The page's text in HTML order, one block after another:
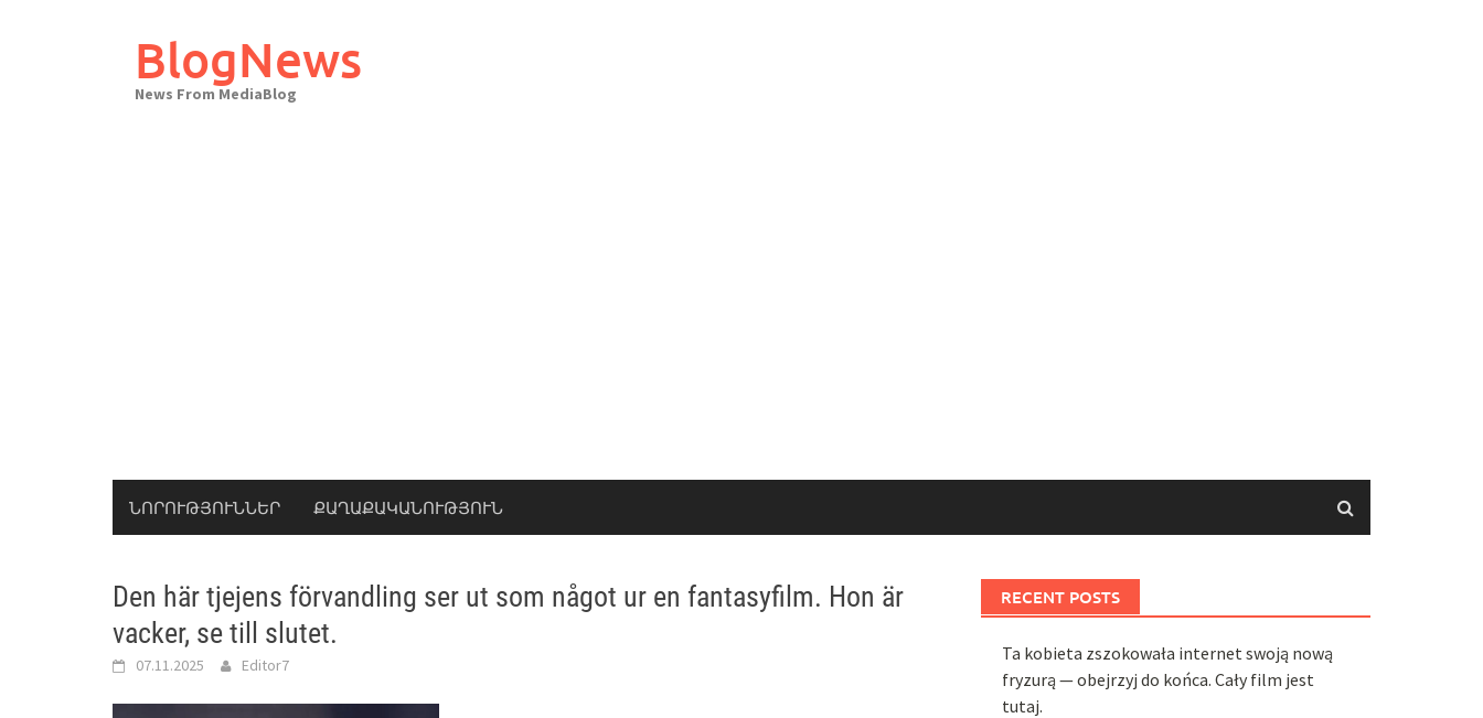
BlogNews
News From MediaBlog
ՆՈՐՈՒԹՅՈՒՆՆԵՐ ՔԱՂԱՔԱԿԱՆՈՒԹՅՈՒՆ
Den här tjejens förvandling ser ut som något ur en fantasyfilm. Hon är
vacker, se till slutet.
07.11.2025 Editor7
RECENT POSTS
Ta kobieta zszokowała internet swoją nową
fryzurą — obejrzyj do końca. Cały film jest
tutaj.